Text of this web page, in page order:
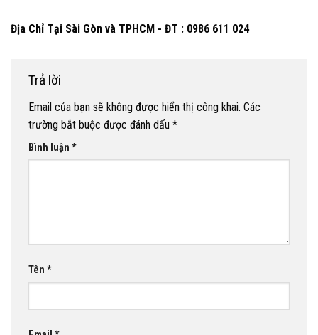
Địa Chỉ Tại Sài Gòn và TPHCM - ĐT : 0986 611 024
Trả lời
Email của bạn sẽ không được hiển thị công khai. Các
trường bắt buộc được đánh dấu *
Bình luận *
Tên *